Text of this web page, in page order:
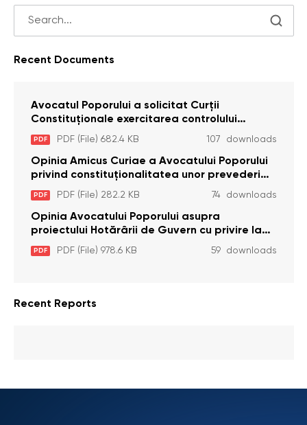
Recent Documents
Avocatul Poporului a solicitat Curţii
Constituţionale exercitarea controlului
constituţionalităţii unor prevederi cu privire la
plata alocației sociale de stat persoanelor
cu dizabilitați care sunt private de liberate
PDF PDF (File) 682.4 KB 107 downloads
Opinia Amicus Curiae a Avocatului Poporului
privind constituționalitatea unor prevederi
care interzic angajarea în organizațiile de
pază particulară a persoanelor condamnate
pentru comiterea cu intenție a unor infracțiuni
a fost luată în considerare de Curtea
Constituțională
PDF PDF (File) 282.2 KB 74 downloads
Opinia Avocatului Poporului asupra
proiectului Hotărârii de Guvern cu privire la
aprobarea proiectului de lege privind
activitatea sanitară veterinarăa
PDF PDF (File) 978.6 KB 59 downloads
Recent Reports